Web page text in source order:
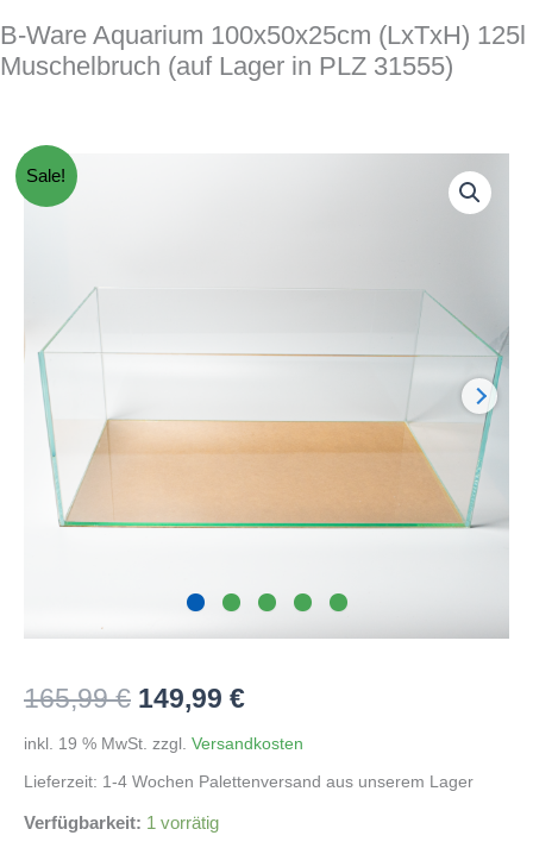
B-Ware Aquarium 100x50x25cm (LxTxH) 125l
Muschelbruch (auf Lager in PLZ 31555)
Sale!
165,99€ Ursprünglicher
Preis
war:
149,99 €Aktueller
Preis
ist:
inkl. 19 % MwSt. zzgl. Versandkosten
Lieferzeit: 1-4 Wochen Palettenversand aus unserem Lager
Verfügbarkeit: 1 vorrätig